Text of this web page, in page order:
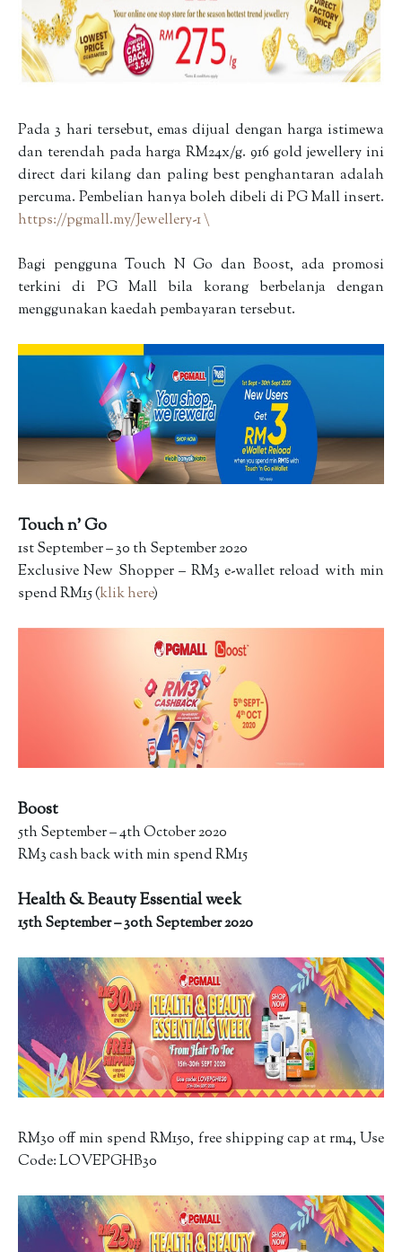
Pada 3 hari tersebut, emas dijual dengan harga istimewa
dan terendah pada harga RM24x/g. 916 gold jewellery ini
direct dari kilang dan paling best penghantaran adalah
percuma. Pembelian hanya boleh dibeli di PG Mall insert.
https://pgmall.my/Jewellery-1 \
Bagi pengguna Touch N Go dan Boost, ada promosi
terkini di PG Mall bila korang berbelanja dengan
menggunakan kaedah pembayaran tersebut.
Touch n’ Go
1st September – 30 th September 2020
Exclusive New Shopper – RM3 e-wallet reload with min
spend RM15 (klik here)
Boost
5th September – 4th October 2020
RM3 cash back with min spend RM15
Health & Beauty Essential week
15th September – 30th September 2020
RM30 off min spend RM150, free shipping cap at rm4, Use
Code: LOVEPGHB30